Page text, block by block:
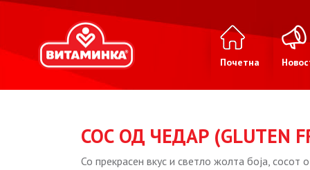
Почетна
СОС ОД ЧЕДАР (GLUTEN
Со прекрасен вкус и светло жолта боја, сосот